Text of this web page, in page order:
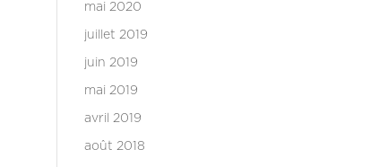
mai 2020
juillet 2019
juin 2019
mai 2019
avril 2019
août 2018